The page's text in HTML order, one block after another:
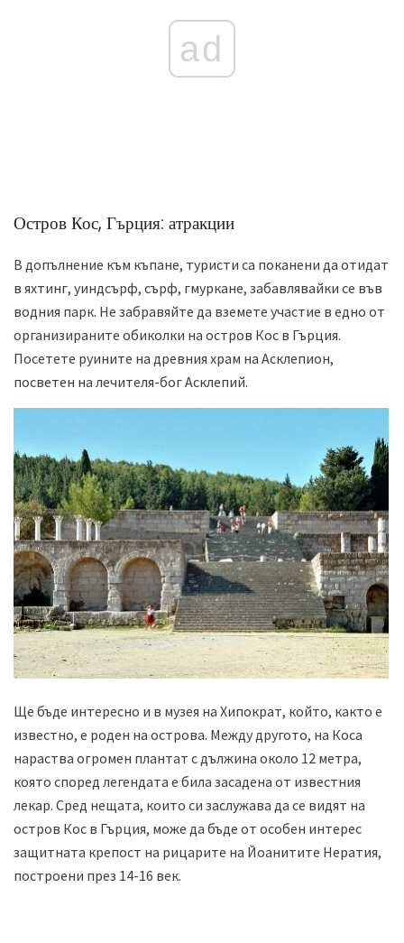
ad
Остров Кос, Гърция: атракции
В допълнение към къпане, туристи са поканени да отидат
в яхтинг, уиндсърф, сърф, гмуркане, забавлявайки се във
водния парк. Не забравяйте да вземете участие в едно от
организираните обиколки на остров Кос в Гърция.
Посетете руините на древния храм на Асклепион,
посветен на лечителя-бог Асклепий.
Ще бъде интересно и в музея на Хипократ, който, както е
известно, е роден на острова. Между другото, на Коса
нараства огромен плантат с дължина около 12 метра,
която според легендата е била засадена от известния
лекар. Сред нещата, които си заслужава да се видят на
остров Кос в Гърция, може да бъде от особен интерес
защитната крепост на рицарите на Йоанитите Нератия,
построени през 14-16 век.